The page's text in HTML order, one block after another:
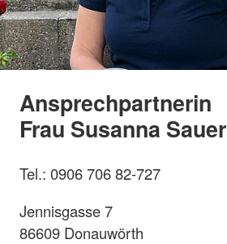
Ansprechpartnerin
Frau Susanna Sauer
Tel.: 0906 706 82-727
Jennisgasse 7
86609 Donauwörth